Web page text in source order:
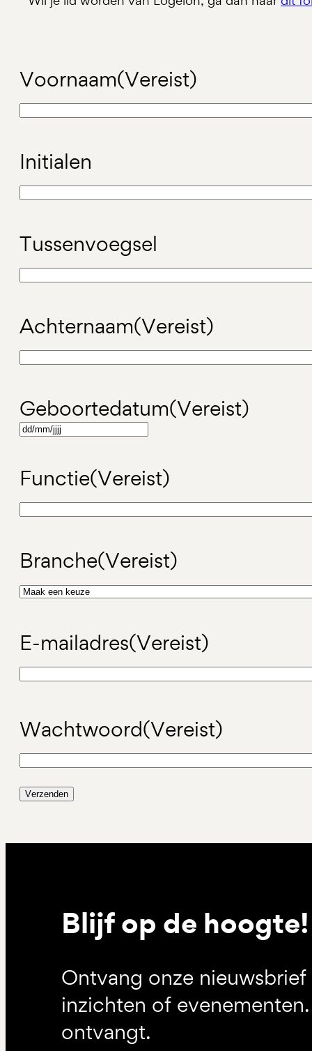
Voornaam(Vereist)
Initialen
Tussenvoegsel
Achternaam(Vereist)
Geboortedatum(Vereist)
DD
slash
MM
slash
JJJJ
Functie(Vereist)
Branche(Vereist)
E-mailadres(Vereist)
Wachtwoord(Vereist)
Blijf op de hoogte!
Ontvang onze
inzichten of
ontvangt.